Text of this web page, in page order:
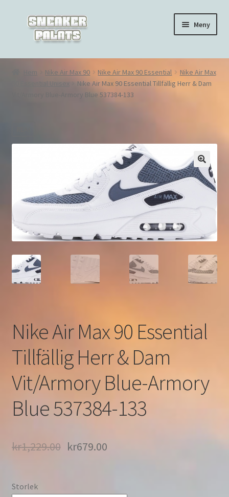
Hoppa
navigering
Hoppa
innehåll
Meny
Hem
Nike Air Force 1
Hem Nike Air Max 90 Nike Air Max 90 Essential
Nike Air Max
90 Essential Unisex
Nike Air Max 90 Essential Tillfällig Herr & Dam
Vit/Armory Blue-Armory Blue 537384-133
🔍
Nike Air Max 90 Essential
Tillfällig Herr & Dam
Vit/Armory Blue-Armory
Blue 537384-133
kr1,229.00 kr679.00
Storlek